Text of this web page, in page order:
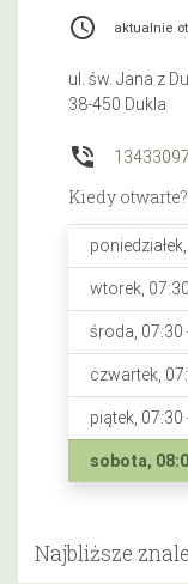
access_time aktualnie
ul. św. Jana z
38-450 Dukla
phone_in_talk
Kiedy otwarte?
wtorek,
środa, 07:30
czwartek,
piątek, 07:30
sobota,
Najbliższe